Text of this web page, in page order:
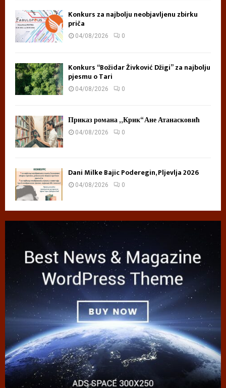
Konkurs za najbolju neobjavljenu zbirku
priča
04/08/2026 0
Konkurs “Božidar Živković Džigi” za najbolju
pjesmu o Tari
04/08/2026 0
Приказ романа „Крик“ Ане Атанасковић
04/08/2026 0
Dani Milke Bajic Poderegin, Pljevlja 2026
04/08/2026 0